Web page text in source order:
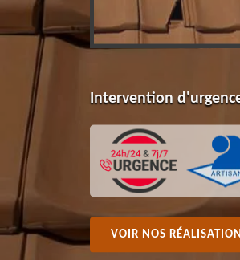
Intervention
VOIR NOS